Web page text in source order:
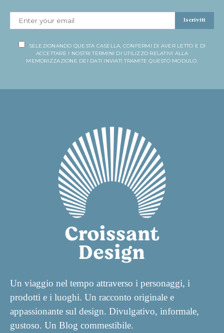
Iscriviti
SELEZIONANDO QUESTA CASELLA, CONFERMI DI AVER LETTO E DI
ACCETTARE I NOSTRI TERMINI DI UTILIZZO RELATIVI ALLA
MEMORIZZAZIONE DEI DATI INVIATI TRAMITE QUESTO MODULO.
Un viaggio nel tempo attraverso i personaggi, i
prodotti e i luoghi. Un racconto originale e
appassionante sul design. Divulgativo, informale,
gustoso. Un Blog commestibile.